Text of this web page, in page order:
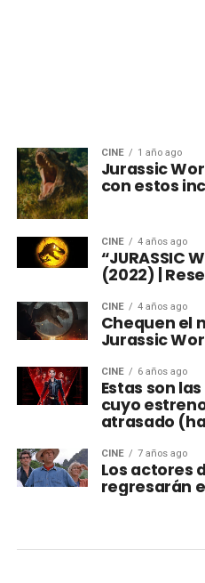
CINE 1 año ago
Jurassic
con estos
CINE 4 años ago
“JURASSIC
(2022) |
CINE 4 años ago
Chequen el
Jurassic
CINE 6 años ago
Estas son
cuyo
atrasado
CINE 7 años ago
Los actores
regresarán